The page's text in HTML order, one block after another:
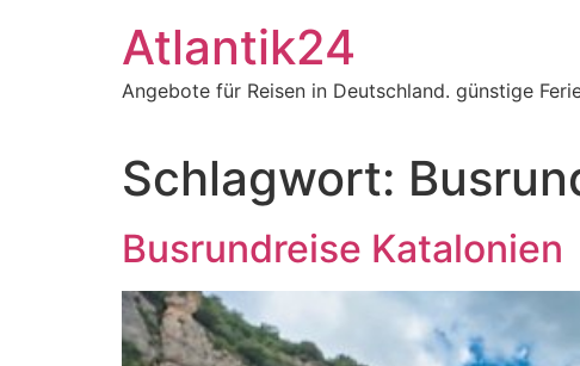
Atlantik24
Angebote für Reisen in Deutschland. günstige
Schlagwort:
Busrundreise Katalonien